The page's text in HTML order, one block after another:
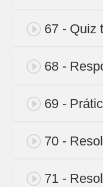
67 - Quiz
68 -
69 -
70 -
71 -